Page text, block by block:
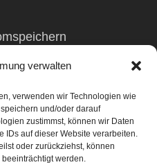
verwalten
verwenden wir Technologien wie
und/oder darauf
zustimmst, können wir Daten
IDs auf dieser Website verarbeiten.
oder zurückziehst, können
werden.
lfd.